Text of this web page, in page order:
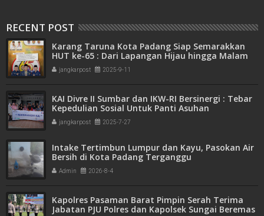
RECENT POST
Karang Taruna Kota Padang Siap Semarakkan
HUT ke-65 : Dari Lapangan Hijau hingga Malam
Kebersamaan
jangkarpost 2025-9-11
KAI Divre II Sumbar dan IKW-RI Bersinergi : Tebar
Kepedulian Sosial Untuk Panti Asuhan
jangkarpost 2025-7-27
Intake Tertimbun Lumpur dan Kayu, Pasokan Air
Bersih di Kota Padang Terganggu
Admin 2026-8-4
Kapolres Pasaman Barat Pimpin Serah Terima
Jabatan PJU Polres dan Kapolsek Sungai Beremas